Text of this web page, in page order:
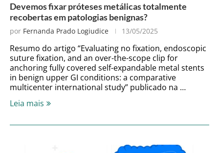
Devemos fixar próteses metálicas totalmente
recobertas em patologias benignas?
por Fernanda Prado Logiudice 13/05/2025
Resumo do artigo “Evaluating no fixation, endoscopic
suture fixation, and an over-the-scope clip for
anchoring fully covered self-expandable metal stents
in benign upper GI conditions: a comparative
multicenter international study” publicado na …
Leia mais